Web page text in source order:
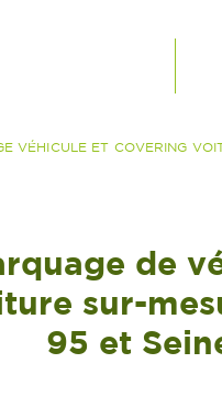
VÉHICULE ET COVERING
de
sur-
95 et